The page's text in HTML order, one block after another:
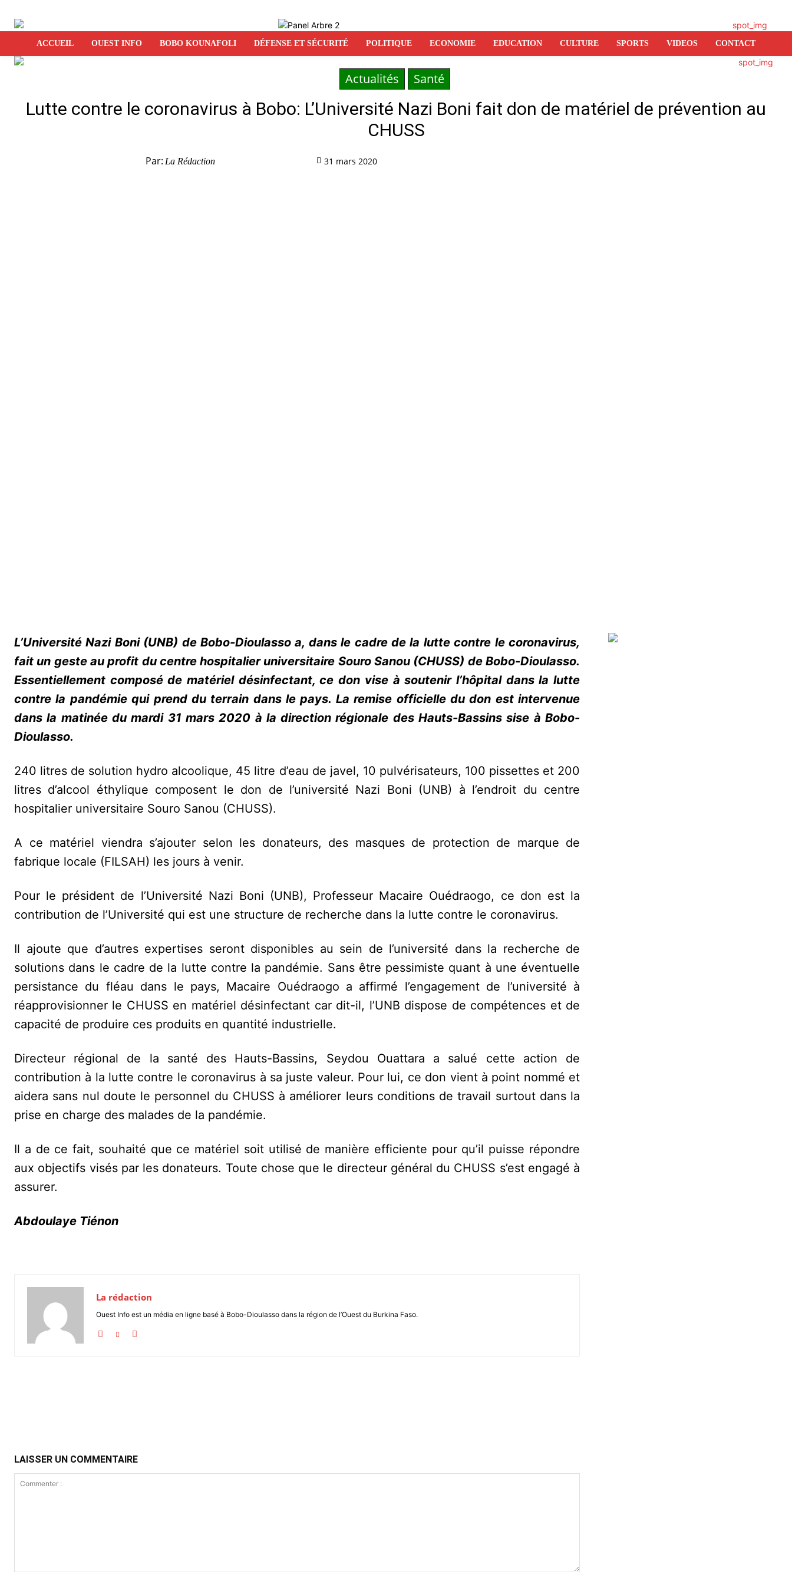
ACCUEIL OUEST INFO BOBO KOUNAFOLI DÉFENSE ET SÉCURITÉ POLITIQUE ECONOMIE EDUCATION CULTURE SPORTS VIDEOS CONTACT
Actualités Santé
Lutte contre le coronavirus à Bobo: L’Université Nazi Boni fait don de matériel de prévention au
CHUSS
Par: La Rédaction 31 mars 2020
L’Université Nazi Boni (UNB) de Bobo-Dioulasso a, dans le cadre de la lutte contre le coronavirus,
fait un geste au profit du centre hospitalier universitaire Souro Sanou (CHUSS) de Bobo-Dioulasso.
Essentiellement composé de matériel désinfectant, ce don vise à soutenir l’hôpital dans la lutte
contre la pandémie qui prend du terrain dans le pays. La remise officielle du don est intervenue
dans la matinée du mardi 31 mars 2020 à la direction régionale des Hauts-Bassins sise à Bobo-
Dioulasso.
240 litres de solution hydro alcoolique, 45 litre d’eau de javel, 10 pulvérisateurs, 100 pissettes et 200
litres d’alcool éthylique composent le don de l’université Nazi Boni (UNB) à l’endroit du centre
hospitalier universitaire Souro Sanou (CHUSS).
A ce matériel viendra s’ajouter selon les donateurs, des masques de protection de marque de
fabrique locale (FILSAH) les jours à venir.
Pour le président de l’Université Nazi Boni (UNB), Professeur Macaire Ouédraogo, ce don est la
contribution de l’Université qui est une structure de recherche dans la lutte contre le coronavirus.
Il ajoute que d’autres expertises seront disponibles au sein de l’université dans la recherche de
solutions dans le cadre de la lutte contre la pandémie. Sans être pessimiste quant à une éventuelle
persistance du fléau dans le pays, Macaire Ouédraogo a affirmé l’engagement de l’université à
réapprovisionner le CHUSS en matériel désinfectant car dit-il, l’UNB dispose de compétences et de
capacité de produire ces produits en quantité industrielle.
Directeur régional de la santé des Hauts-Bassins, Seydou Ouattara a salué cette action de
contribution à la lutte contre le coronavirus à sa juste valeur. Pour lui, ce don vient à point nommé et
aidera sans nul doute le personnel du CHUSS à améliorer leurs conditions de travail surtout dans la
prise en charge des malades de la pandémie.
Il a de ce fait, souhaité que ce matériel soit utilisé de manière efficiente pour qu’il puisse répondre
aux objectifs visés par les donateurs. Toute chose que le directeur général du CHUSS s’est engagé à
assurer.
Abdoulaye Tiénon
La rédaction
Ouest Info est un média en ligne basé à Bobo-Dioulasso dans la région de l’Ouest du Burkina Faso.
LAISSER UN COMMENTAIRE